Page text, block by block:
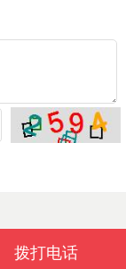
拨打电话